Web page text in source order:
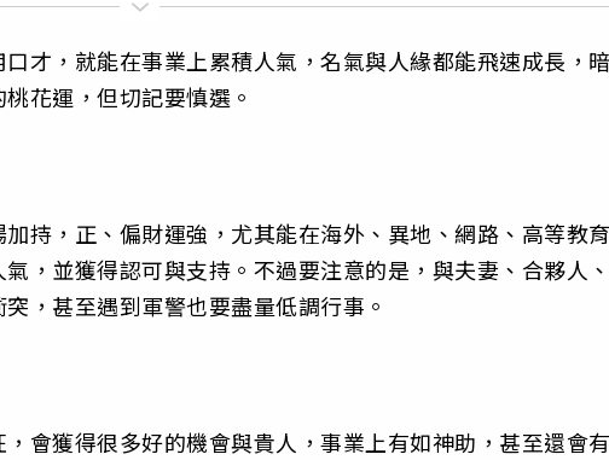
才，就能在事業上累積人氣，名氣與人緣都能飛速成長，
花運，但切記要慎選。
持，正、偏財運強，尤其能在海外、異地、網路、高等教
，並獲得認可與支持。不過要注意的是，與夫妻、合夥人
，甚至遇到軍警也要盡量低調行事。
會獲得很多好的機會與貴人，事業上有如神助，甚至還會